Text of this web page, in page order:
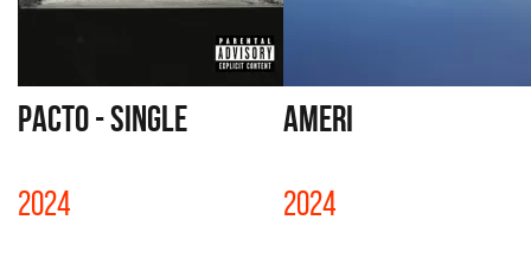
PACTO - SINGLE
2024
AMERI
2024